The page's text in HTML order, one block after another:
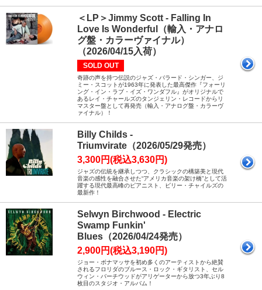
＜LP＞Jimmy Scott - Falling In
Love Is Wonderful（輸入・アナロ
グ盤・カラーヴァイナル）
（2026/04/15入荷）
SOLD OUT
奇跡の声を持つ伝説のジャズ・バラード・シンガー、ジ
ミー・スコットが1963年に発表した最高傑作『フォーリ
ング・イン・ラブ・イズ・ワンダフル』がオリジナルで
あるレイ・チャールズのタンジェリン・レコードからリ
マスター盤として再発売（輸入・アナログ盤・カラーヴ
ァイナル）！
Billy Childs -
Triumvirate（2026/05/29発売）
3,300円(税込3,630円)
ジャズの伝統を継承しつつ、クラシックの構築美と現代
音楽の感性を融合させた“アメリカ音楽の架け橋”として活
躍する現代最高峰のピアニスト、ビリー・チャイルズの
最新作！
Selwyn Birchwood - Electric
Swamp Funkin'
Blues（2026/04/24発売）
2,900円(税込3,190円)
ジョー・ボナマッサを初め多くのアーティストから絶賛
されるフロリダのブルース・ロック・ギタリスト、セル
ウィン・バーチウッドがアリゲーターから放つ3年ぶり8
枚目のスタジオ・アルバム！